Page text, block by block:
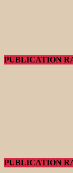
PUBLICATION
PUBLICATION